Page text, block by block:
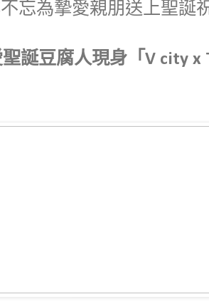
忘為摯愛親朋送上聖誕
聖誕豆腐人現身「V city x